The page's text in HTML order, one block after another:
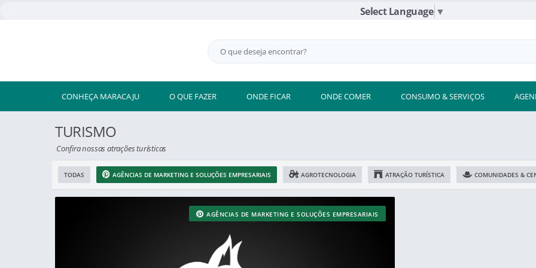
Select Language ▼
CONHEÇA MARACAJU O QUE FAZER ONDE FICAR ONDE COMER CONSUMO & SERVIÇOS
TURISMO
Confira nossas atrações turísticas
TODAS AGÊNCIAS DE MARKETING E SOLUÇÕES EMPRESARIAIS AGROTECNOLOGIA ATRAÇÃO TURÍSTICA COMUNIDADES &
AGÊNCIAS DE MARKETING E SOLUÇÕES EMPRESARIAIS